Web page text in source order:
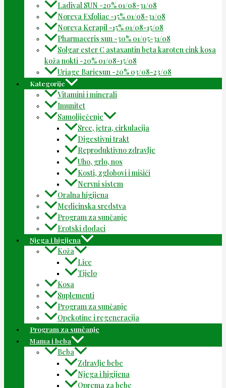
Ladival SUN -20% 01/08-31/08
Noreva Exfoliac -15% 01/08-31/08
Noreva Kerapil -15% 01/08-15/08
Pharmaceris sun -30% 01/05-31/08
Solgar ester C astaxantin beta karoten cink kosa
koža nokti -20% 01/08-15/08
Uriage Bariesun -20% 03/08-23/08
Kategorije
Vitamini i minerali
Imunitet
Samoliječenje
Srce, jetra, cirkulacija
Digestivni trakt
Reproduktivno zdravlje
Uho, grlo, nos
Kosti, zglobovi i mišići
Nervni sistem
Oralna higijena
Medicinska sredstva
Program za sunčanje
Erotski dodaci
Njega i higijena
Koža
Lice
Tijelo
Kosa
Suplementi
Program za sunčanje
Opekotine i regeneracija
Program za sunčanje
Mama i beba
Beba
Zdravlje bebe
Njega i higijena
Oprema za bebe